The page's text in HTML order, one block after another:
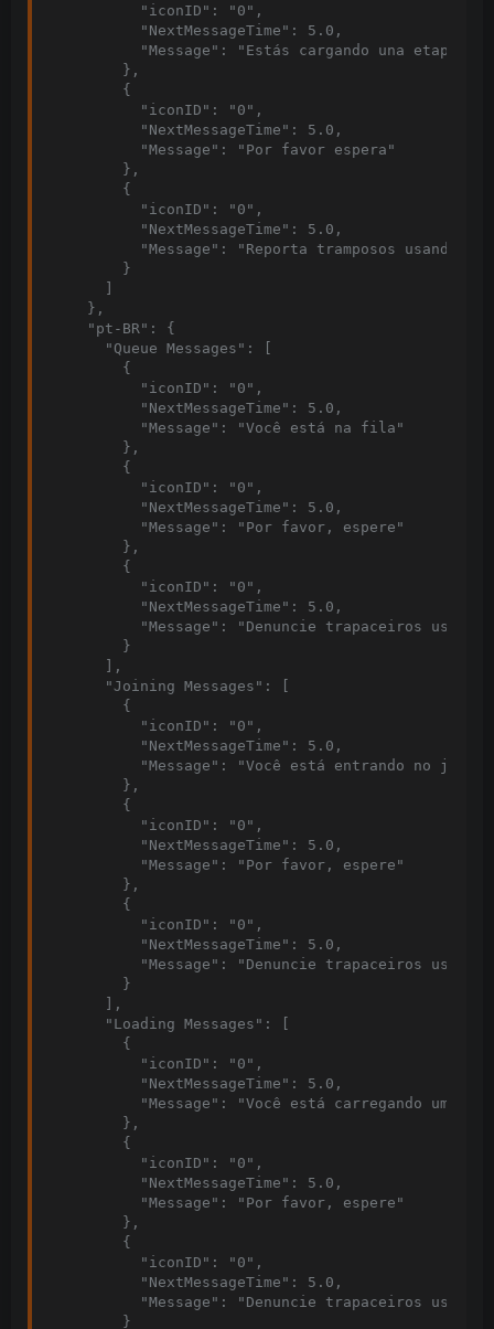
          "iconID": "0",
          "NextMessageTime": 5.0,
          "Message": "Estás cargando una etapa"
        },
        {
          "iconID": "0",
          "NextMessageTime": 5.0,
          "Message": "Por favor espera"
        },
        {
          "iconID": "0",
          "NextMessageTime": 5.0,
          "Message": "Reporta tramposos usando f7"
        }
    },
    "pt-BR": {
      "Queue Messages": [
        {
          "iconID": "0",
          "NextMessageTime": 5.0,
          "Message": "Você está na fila"
        },
        {
          "iconID": "0",
          "NextMessageTime": 5.0,
          "Message": "Por favor, espere"
        },
        {
          "iconID": "0",
          "NextMessageTime": 5.0,
"Message": "Denuncie trapaceiros usando
        }
      ],
      "Joining Messages": [
        {
          "iconID": "0",
          "NextMessageTime": 5.0,
          "Message": "Você está entrando no jogo"
        },
        {
          "iconID": "0",
          "NextMessageTime": 5.0,
          "Message": "Por favor, espere"
        },
        {
          "iconID": "0",
          "NextMessageTime": 5.0,
"Message": "Denuncie trapaceiros usando
        }
      ],
      "Loading Messages": [
        {
          "iconID": "0",
          "NextMessageTime": 5.0,
"Message": "Você está carregando uma
        },
        {
          "iconID": "0",
          "NextMessageTime": 5.0,
          "Message": "Por favor, espere"
        },
        {
          "iconID": "0",
          "NextMessageTime": 5.0,
"Message": "Denuncie trapaceiros usando
        }